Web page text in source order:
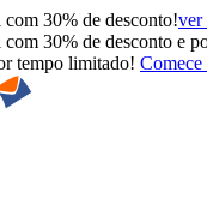
30% de desconto!ver
30% de desconto e
tempo limitado!